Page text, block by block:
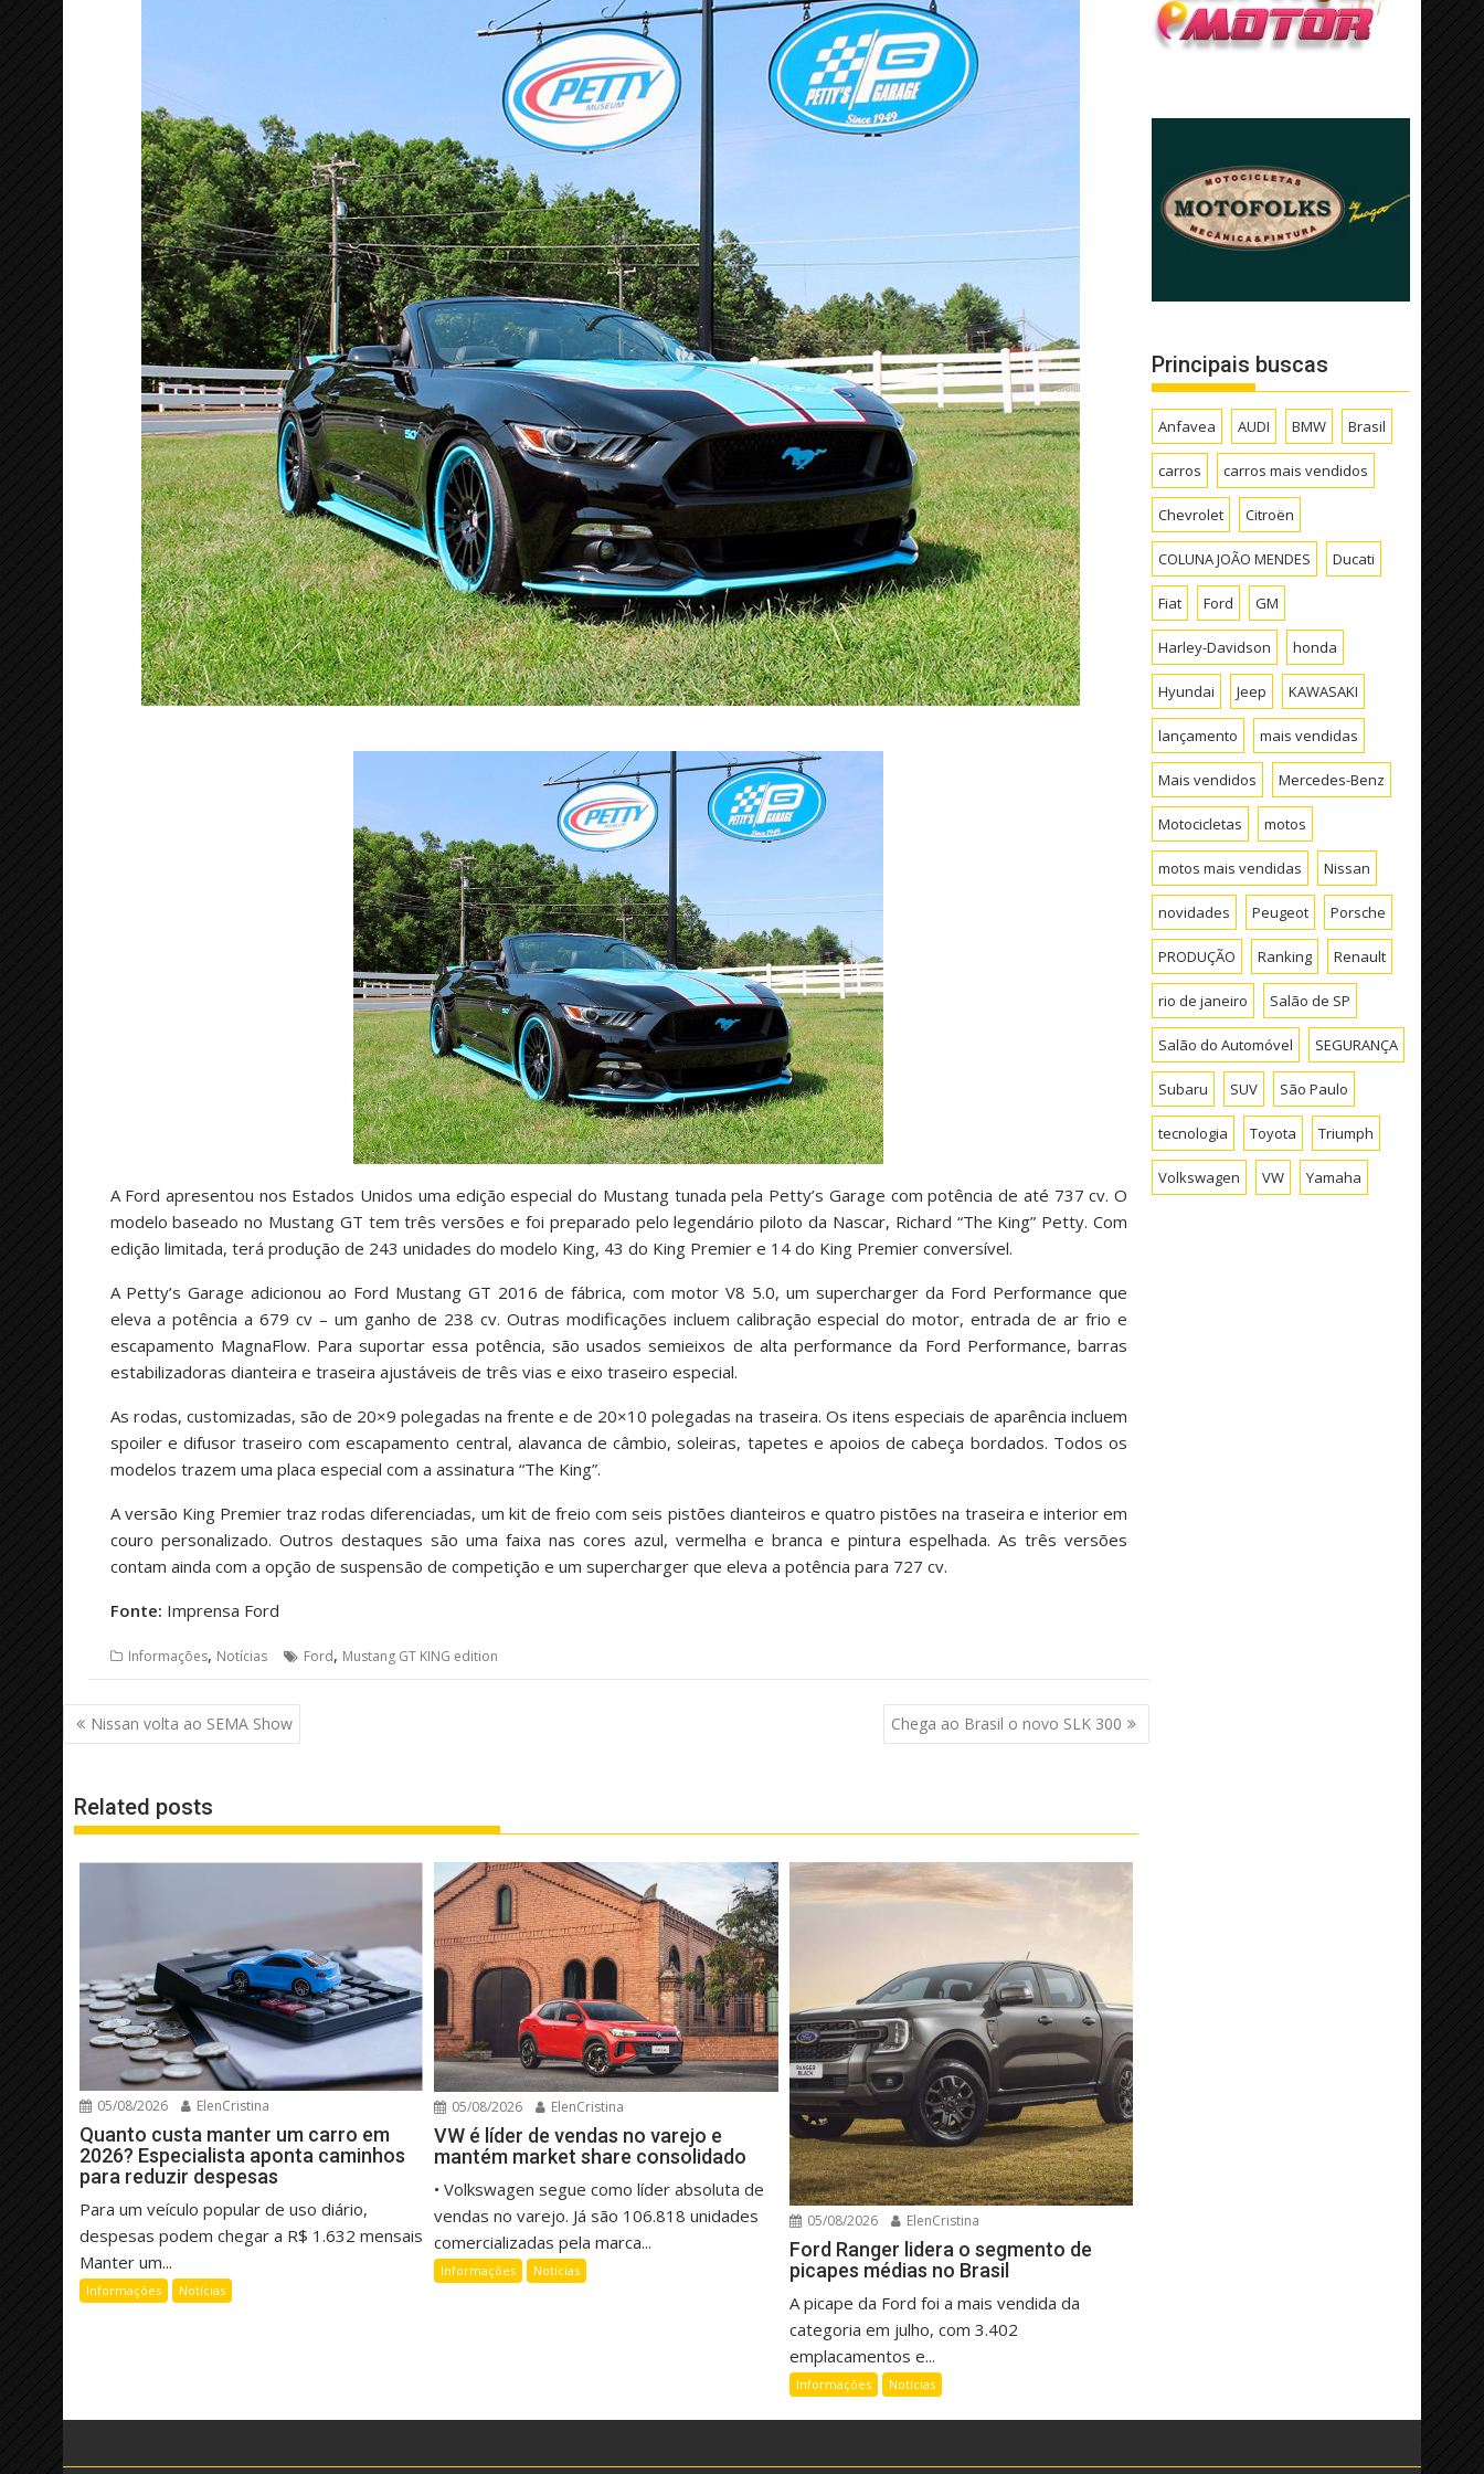
A Ford apresentou nos Estados Unidos uma edição especial do Mustang tunada pela Petty’s Garage com potência de até 737 cv. O
modelo baseado no Mustang GT tem três versões e foi preparado pelo legendário piloto da Nascar, Richard “The King” Petty. Com
edição limitada, terá produção de 243 unidades do modelo King, 43 do King Premier e 14 do King Premier conversível.
A Petty’s Garage adicionou ao Ford Mustang GT 2016 de fábrica, com motor V8 5.0, um supercharger da Ford Performance que
eleva a potência a 679 cv – um ganho de 238 cv. Outras modificações incluem calibração especial do motor, entrada de ar frio e
escapamento MagnaFlow. Para suportar essa potência, são usados semieixos de alta performance da Ford Performance, barras
estabilizadoras dianteira e traseira ajustáveis de três vias e eixo traseiro especial.
As rodas, customizadas, são de 20×9 polegadas na frente e de 20×10 polegadas na traseira. Os itens especiais de aparência incluem
spoiler e difusor traseiro com escapamento central, alavanca de câmbio, soleiras, tapetes e apoios de cabeça bordados. Todos os
modelos trazem uma placa especial com a assinatura “The King”.
A versão King Premier traz rodas diferenciadas, um kit de freio com seis pistões dianteiros e quatro pistões na traseira e interior em
couro personalizado. Outros destaques são uma faixa nas cores azul, vermelha e branca e pintura espelhada. As três versões
contam ainda com a opção de suspensão de competição e um supercharger que eleva a potência para 727 cv.
Fonte: Imprensa Ford
Informações, Notícias Ford, Mustang GT KING edition
Navegação
de
Nissan volta ao SEMA Show Chega ao Brasil o novo SLK 300
Related posts
05/08/2026 ElenCristina
Quanto custa manter um carro em
2026? Especialista aponta caminhos
para reduzir despesas
Para um veículo popular de uso diário,
despesas podem chegar a R$ 1.632 mensais
Manter um...
Informações Notícias
05/08/2026 ElenCristina
VW é líder de vendas no varejo e
mantém market share consolidado
• Volkswagen segue como líder absoluta de
vendas no varejo. Já são 106.818 unidades
comercializadas pela marca...
Informações Notícias
05/08/2026 ElenCristina
Ford Ranger lidera o segmento de
picapes médias no Brasil
A picape da Ford foi a mais vendida da
categoria em julho, com 3.402
emplacamentos e...
Informações Notícias
Principais buscas
Anfavea AUDI BMW Brasil
carros carros mais vendidos
Chevrolet Citroën
COLUNA JOÃO MENDES Ducati
Fiat Ford GM
Harley-Davidson honda
Hyundai Jeep KAWASAKI
lançamento mais vendidas
Mais vendidos Mercedes-Benz
Motocicletas motos
motos mais vendidas Nissan
novidades Peugeot Porsche
PRODUÇÃO Ranking Renault
rio de janeiro Salão de SP
Salão do Automóvel SEGURANÇA
Subaru SUV São Paulo
tecnologia Toyota Triumph
Volkswagen VW Yamaha